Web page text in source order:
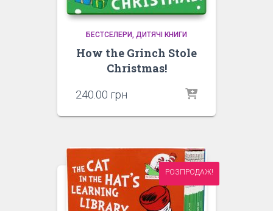
БЕСТСЕЛЕРИ ДИТЯЧІ КНИГИ
How the Grinch Stole
Christmas!
240.00 грн
РОЗПРОДАЖ!